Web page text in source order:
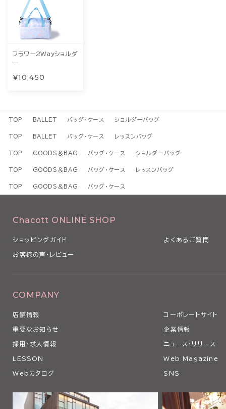
フラワー2Wayショルダ
ー
¥10,450
TOP BALLET バッグ・ケース ショルダーバッグ
TOP BALLET バッグ・ケース レッスンバッグ
TOP GOODS＆BAG バッグ・ケース ショルダーバッグ
TOP GOODS＆BAG バッグ・ケース レッスンバッグ
TOP GOODS＆BAG バッグ・ケース
Chacott ONLINE SHOP
ショッピングガイド よくあるご質問
お客様の声・レビュー
COMPANY
店舗情報 コーポレートサイト
重要なお知らせ 企業情報
採用・求人情報 ニュース・リリース
LESSON Web Magazine
Webカタログ SNS